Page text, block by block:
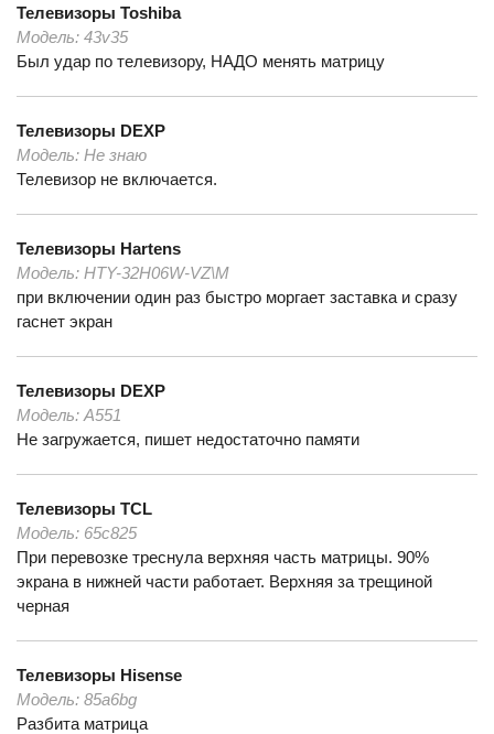
Телевизоры Toshiba
Модель: 43v35
Был удар по телевизору, НАДО менять матрицу
Телевизоры DEXP
Модель: Не знаю
Телевизор не включается.
Телевизоры Hartens
Модель: HTY-32H06W-VZ\M
при включении один раз быстро моргает заставка и сразу
гаснет экран
Телевизоры DEXP
Модель: A551
Не загружается, пишет недостаточно памяти
Телевизоры TCL
Модель: 65c825
При перевозке треснула верхняя часть матрицы. 90%
экрана в нижней части работает. Верхняя за трещиной
черная
Телевизоры Hisense
Модель: 85a6bg
Разбита матрица